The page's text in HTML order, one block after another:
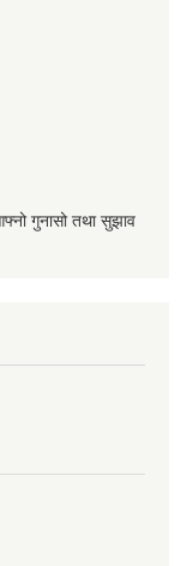
गुनासो तथा सुझाव